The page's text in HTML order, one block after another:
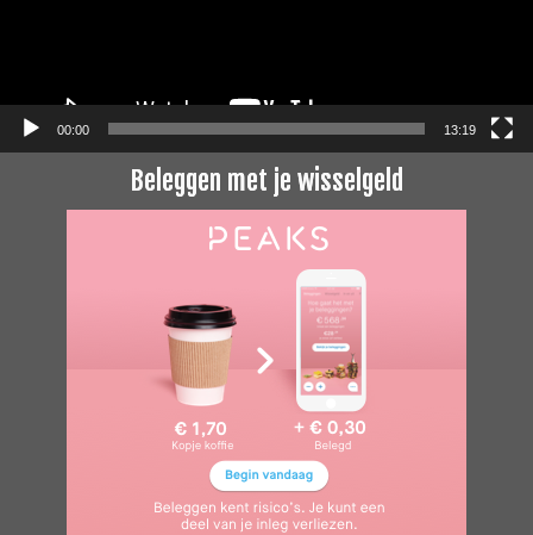
00:00 13:19
Beleggen met je wisselgeld